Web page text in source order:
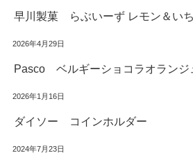
早川製菓 らぶいーず レモン＆い
2026年4月29日
Pasco ベルギーショコラオランジ
2026年1月16日
ダイソー コインホルダー
2024年7月23日